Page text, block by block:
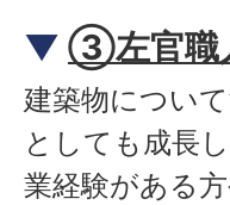
▼ ③左官職
建築物につい
としても成長
業経験がある